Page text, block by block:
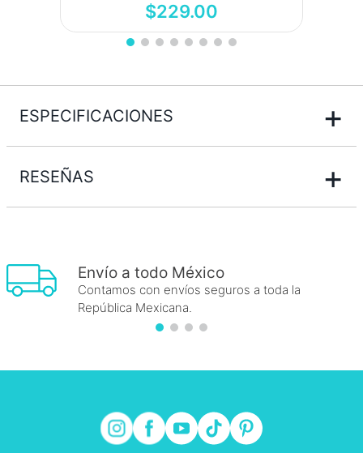
$229.00
ESPECIFICACIONES +
RESEÑAS +
Envío a todo México
Contamos con envíos seguros a toda la
República Mexicana.